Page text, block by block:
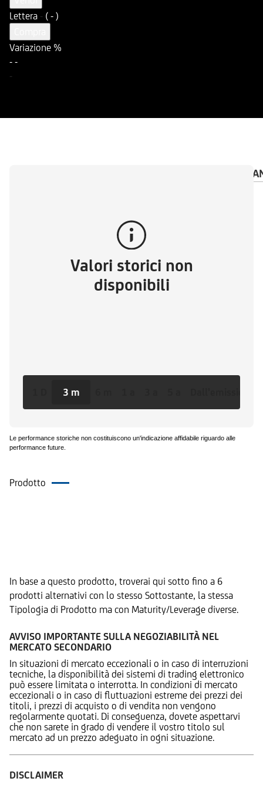
Lettera - ( - )
Variazione %
- -
-
AVVISO
Valori storici non
disponibili
3 m
Le performance storiche non costituiscono un'indicazione affidabile riguardo alle
performance future.
Prodotto
In base a questo prodotto, troverai qui sotto fino a 6
prodotti alternativi con lo stesso Sottostante, la stessa
Tipologia di Prodotto ma con Maturity/Leverage diverse.
AVVISO IMPORTANTE SULLA NEGOZIABILITÀ NEL
MERCATO SECONDARIO
In situazioni di mercato eccezionali o in caso di interruzioni
tecniche, la disponibilità dei sistemi di trading elettronico
può essere limitata o interrotta. In condizioni di mercato
eccezionali o in caso di fluttuazioni estreme dei prezzi dei
titoli, i prezzi di acquisto o di vendita non vengono
regolarmente quotati. Di conseguenza, dovete aspettarvi
che non sarete in grado di vendere il vostro titolo sul
mercato ad un prezzo adeguato in ogni situazione.
DISCLAIMER